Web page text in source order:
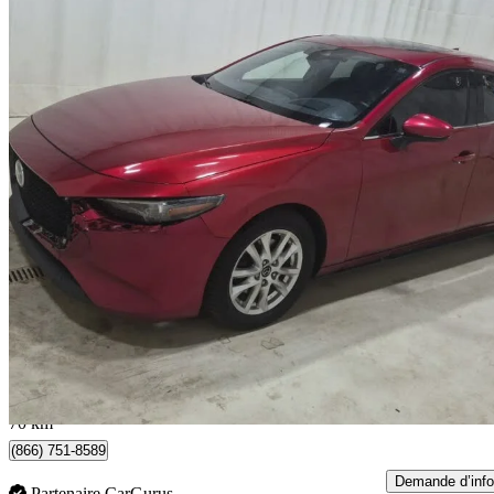
2019 Mazda MAZDA3 Sport
GT AWD
13 995 $ Affaire
318 $/mois env.
Toronto, ON
70 km
(866) 751-8589
Demande d’info